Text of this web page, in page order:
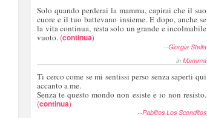
Solo quando perderai la mamma, capirai che il suo
cuore e il tuo battevano insieme. E dopo, anche se
la vita continua, resta solo un grande e incolmabile
vuoto. (continua)
--Giorgia Stella
in Mamma
Ti cerco come se mi sentissi perso senza saperti qui
accanto a me.
Senza te questo mondo non esiste e io non resisto.
(continua)
--Pablitos Los Sconditos